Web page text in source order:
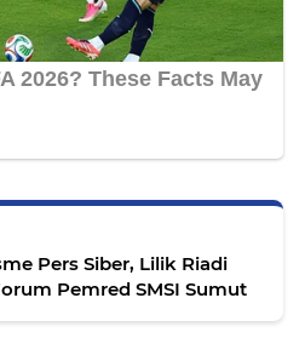
Pers Siber, Lilik Riadi
Pemred SMSI Sumut